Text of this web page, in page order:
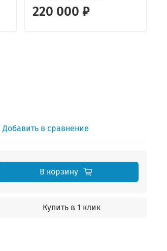
220 000 ₽
Добавить в сравнение
В корзину
Купить в 1 клик